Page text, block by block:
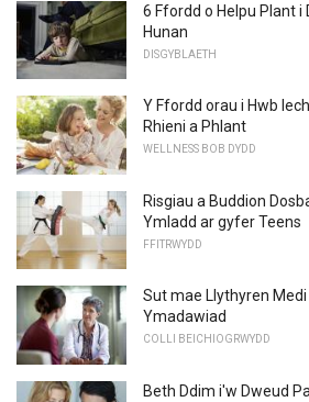
6 Ffordd o Helpu Plant i
Hunan
DISGYBLAETH
Y Ffordd orau i Hwb
Rhieni a Phlant
WELLNESS BOB DYDD
Risgiau a Buddion
Ymladd ar gyfer Teens
FFITRWYDD
Sut mae Llythyren Medi
Ymadawiad
COLLI BEICHIOGRWYDD
Beth Ddim i'w Dweud